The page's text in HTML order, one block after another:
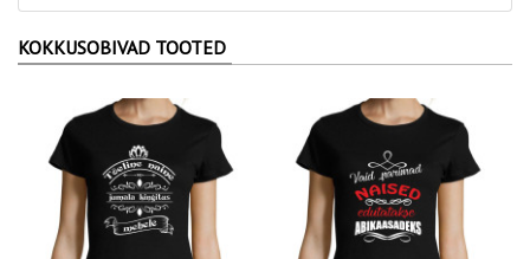
KOKKUSOBIVAD TOOTED